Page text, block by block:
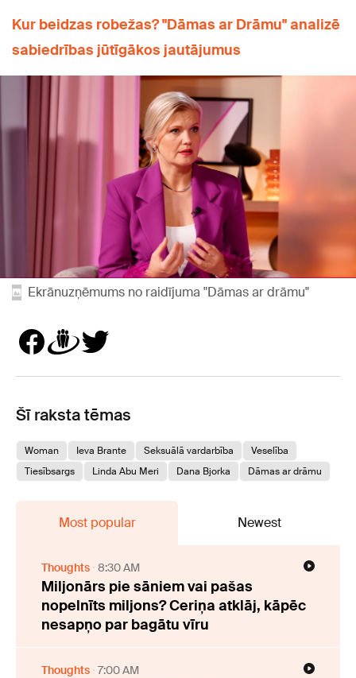
Kur beidzas robežas? "Dāmas ar Drāmu" analizē
sabiedrības jūtīgākos jautājumus
Ekrānuzņēmums no raidījuma "Dāmas ar drāmu"
Šī raksta tēmas
Woman Ieva Brante Seksuālā vardarbība
Veselība
Tiesībsargs
Linda Abu Meri Dana Bjorka Dāmas ar drāmu
Most popular Newest
Thoughts 8:30 AM
Miljonārs pie sāniem vai pašas
nopelnīts miljons? Ceriņa atklāj, kāpēc
nesapņo par bagātu vīru
Thoughts 7:00 AM